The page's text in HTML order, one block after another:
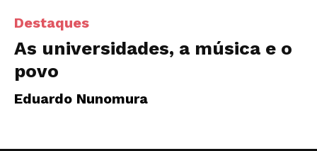
Destaques
As universidades, a música e o
povo
Eduardo Nunomura